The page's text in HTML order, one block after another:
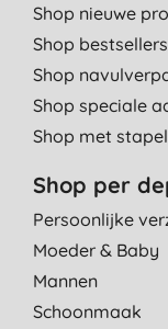
Shop nieuwe
Shop bestsellers
Shop
Shop speciale
Shop met
Shop per
Persoonlijke
Moeder & Baby
Mannen
Schoonmaak